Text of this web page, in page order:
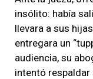
insólito: había
llevara a sus
entregara un
audiencia, su
intentó respaldar